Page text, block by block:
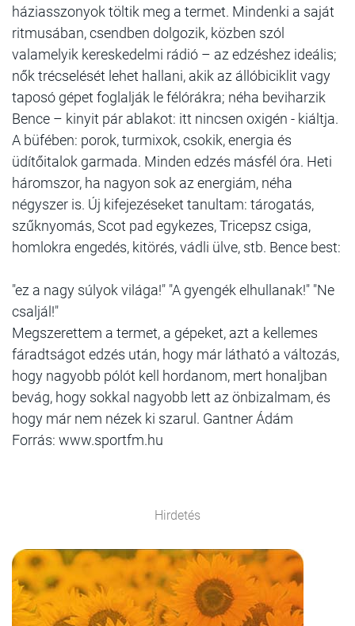
háziasszonyok töltik meg a termet. Mindenki a saját
ritmusában, csendben dolgozik, közben szól
valamelyik kereskedelmi rádió – az edzéshez ideális;
nők trécselését lehet hallani, akik az állóbiciklit vagy
taposó gépet foglalják le félórákra; néha beviharzik
Bence – kinyit pár ablakot: itt nincsen oxigén - kiáltja.
A büfében: porok, turmixok, csokik, energia és
üdítőitalok garmada. Minden edzés másfél óra. Heti
háromszor, ha nagyon sok az energiám, néha
négyszer is. Új kifejezéseket tanultam: tárogatás,
szűknyomás, Scot pad egykezes, Tricepsz csiga,
homlokra engedés, kitörés, vádli ülve, stb. Bence best:
"ez a nagy súlyok világa!" "A gyengék elhullanak!" "Ne
csaljál!"
Megszerettem a termet, a gépeket, azt a kellemes
fáradtságot edzés után, hogy már látható a változás,
hogy nagyobb pólót kell hordanom, mert honaljban
bevág, hogy sokkal nagyobb lett az önbizalmam, és
hogy már nem nézek ki szarul. Gantner Ádám
Forrás: www.sportfm.hu
Hirdetés